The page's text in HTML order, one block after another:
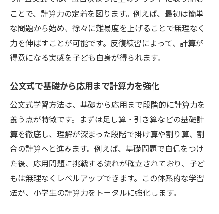
ことで、計算力の定着を図ります。例えば、最初は簡単
な問題から始め、徐々に難易度を上げることで無理なく
力を伸ばすことが可能です。反復練習によって、計算が
得意になる実感を子ども自身が得られます。
公文式で基礎から応用まで計算力を強化
公文式学習方法は、基礎から応用まで段階的に計算力を
養う点が特徴です。まずは足し算・引き算などの基礎計
算を徹底し、理解が深まった段階で掛け算や割り算、割
合の計算へと進みます。例えば、基礎問題で自信をつけ
た後、応用問題に挑戦する流れが確立されており、子ど
もは無理なくレベルアップできます。この体系的な学習
法が、小学生の計算力をトータルに強化します。